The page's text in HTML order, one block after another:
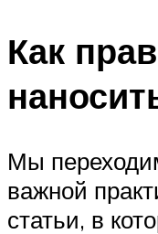
Как
Мы
важной
статьи, в